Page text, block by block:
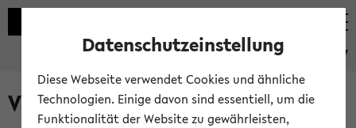
eKVV
Verlauf
Datenschutzeinstellung
Diese Webseite verwendet Cookies und ähnliche
Technologien. Einige davon sind essentiell, um die
Funktionalität der Website zu gewährleisten,